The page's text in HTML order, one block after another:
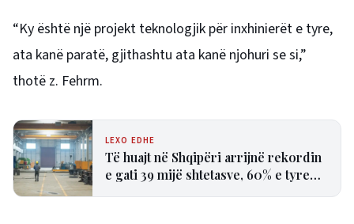
“Ky është një projekt teknologjik për inxhinierët e tyre,
ata kanë paratë, gjithashtu ata kanë njohuri se si,”
thotë z. Fehrm.
LEXO EDHE
Të huajt në Shqipëri arrijnë rekordin
e gati 39 mijë shtetasve, 60% e tyre